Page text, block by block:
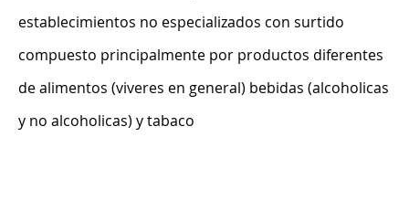
establecimientos no especializados con surtido
compuesto principalmente por productos diferentes
de alimentos (viveres en general) bebidas (alcoholicas
y no alcoholicas) y tabaco